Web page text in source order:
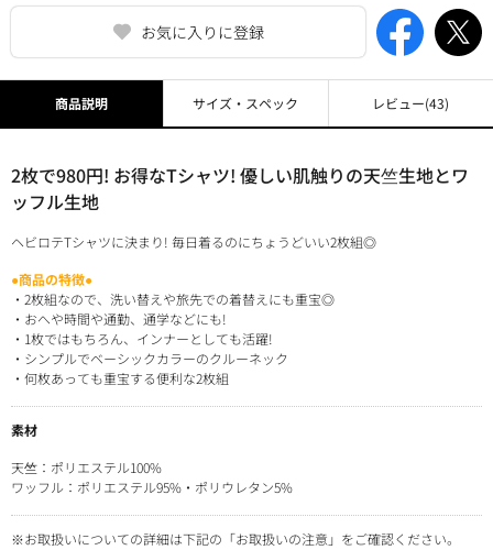
お気に入りに登録
商品説明
2枚で980円! お得なTシャツ! 優しい肌触りの天竺生地とワ
ッフル生地
ヘビロテTシャツに決まり! 毎日着るのにちょうどいい2枚組◎
●商品の特徴●
・2枚組なので、洗い替えや旅先での着替えにも重宝◎
・おへや時間や通勤、通学などにも!
・1枚ではもちろん、インナーとしても活躍!
・シンプルでベーシックカラーのクルーネック
・何枚あっても重宝する便利な2枚組
素材
天竺：ポリエステル100%
ワッフル：ポリエステル95%・ポリウレタン5%
※お取扱いについての詳細は下記の「お取扱いの注意」をご確認ください。
サイズ・スペック レビュー(43)